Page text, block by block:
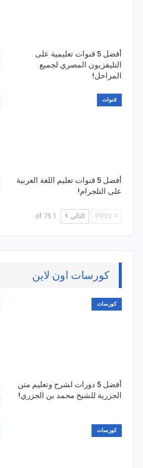
أفضل 5 قنوات تعليمية على
التليفزيون المصري لجميع
المراحل!
قنوات
أفضل 5 قنوات تعليم اللغة العربية
على التلجرام!
التالي 1 of 75
كورسات اون لاين
كورسات
أفضل 5 دورات لشرح وتعليم متن
الجزرية للشيخ محمد بن الجزري!
كورسات